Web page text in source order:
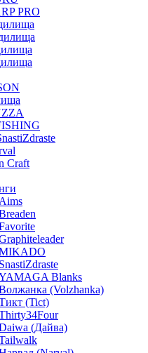
PRO
Craft
Blanks
(Volzhanka)
(Tict)
(Дайва)